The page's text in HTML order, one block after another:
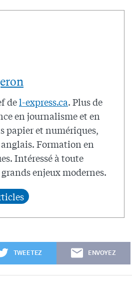
del-express.ca. Plus de
en journalisme et en
papier et numériques,
Formation en
Intéressé à toute
enjeux modernes.
TWEETEZ ENVOYEZ